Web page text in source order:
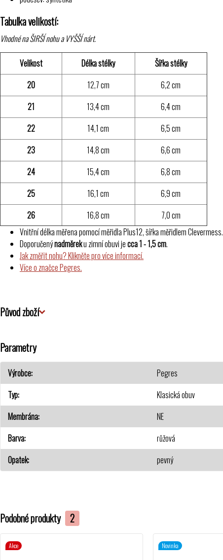
Tabulka velikostí:
Vhodné na ŠIRŠÍ nohu a VYŠŠÍ nárt.
Velikost Délka stélky
Šířka stélky
20
12,7 cm
6,2 cm
21
13,4 cm
6,4 cm
22
14,1 cm
6,5 cm
23
14,8 cm
6,6 cm
24
15,4 cm
6,8 cm
25
16,1 cm
6,9 cm
26
16,8 cm
7,0 cm
Vnitřní délka měřena pomocí měřidla Plus12, šířka měřidlem Clevermess.
Doporučenýnadměreku zimní obuvi jecca 1 - 1,5 cm.
Jak změřit nohu? Klikněte pro více informací.
Více o značce Pegres.
Původ zboží
Parametry
Výrobce
Pegres
Typ
Klasická obuv
Membrána
NE
Barva
růžová
Opatek
pevný
Podobné produkty 2
Akce Novinka